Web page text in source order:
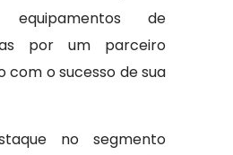
de
por um parceiro
o sucesso de sua
no segmento